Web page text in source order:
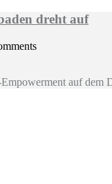
dreht auf
auf dem